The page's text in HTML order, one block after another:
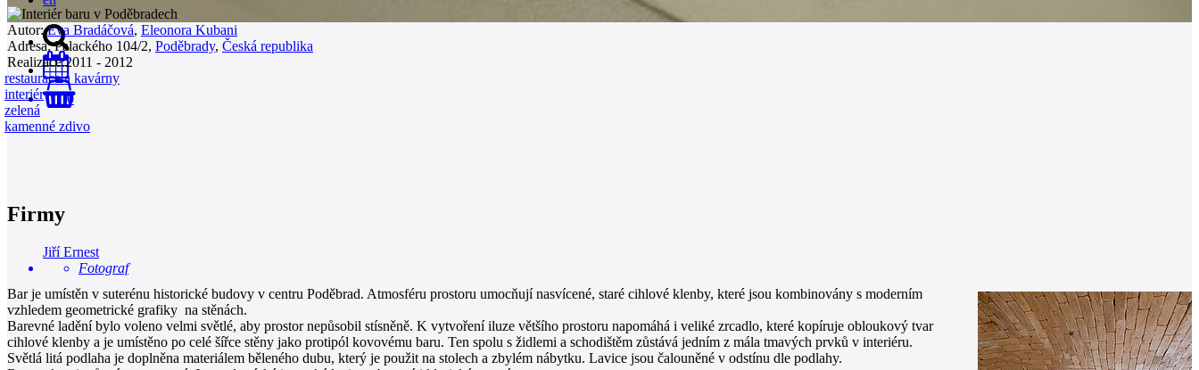
0
Autor: Eva Bradáčová, Eleonora Kubani
Adresa:Palackého 104/2, Poděbrady, Česká republika
Realizace:2011 - 2012
restaurace a kavárny
interiér
zelená
kamenné zdivo
Firmy
Jiří Ernest
Fotograf
Bar je umístěn v suterénu historické budovy v centru Poděbrad. Atmosféru prostoru umocňují nasvícené, staré cihlové klenby, které jsou kombinovány s moderním
vzhledem geometrické grafiky na stěnách.
Barevné ladění bylo voleno velmi světlé, aby prostor nepůsobil stísněně. K vytvoření iluze většího prostoru napomáhá i veliké zrcadlo, které kopíruje obloukový tvar
cihlové klenby a je umístěno po celé šířce stěny jako protipól kovovému baru. Ten spolu s židlemi a schodištěm zůstává jedním z mála tmavých prvků v interiéru.
Světlá litá podlaha je doplněna materiálem běleného dubu, který je použit na stolech a zbylém nábytku. Lavice jsou čalouněné v odstínu dle podlahy.